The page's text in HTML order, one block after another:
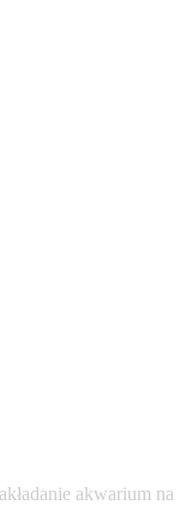
akwarium na